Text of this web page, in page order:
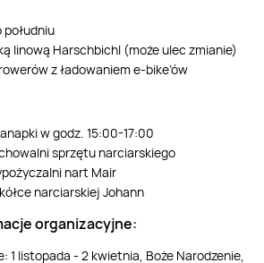
południu
linową Harschbichl (może ulec zmianie)
z ładowaniem e-bike’ów
w godz. 15:00-17:00
sprzętu narciarskiego
nart Mair
narciarskiej Johann
organizacyjne:
1 listopada - 2 kwietnia, Boże Narodzenie,